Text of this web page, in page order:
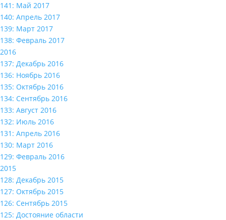
141: Май 2017
140: Апрель 2017
139: Март 2017
138: Февраль 2017
2016
137: Декабрь 2016
136: Ноябрь 2016
135: Октябрь 2016
134: Сентябрь 2016
133: Август 2016
132: Июль 2016
131: Апрель 2016
130: Март 2016
129: Февраль 2016
2015
128: Декабрь 2015
127: Октябрь 2015
126: Сентябрь 2015
125: Достояние области